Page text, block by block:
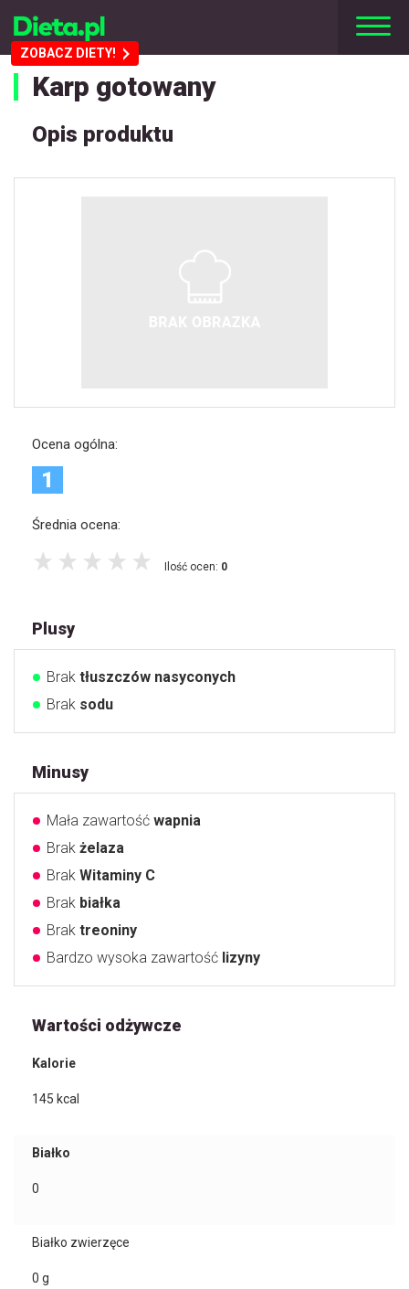
ZOBACZ DIETY!
Karp gotowany
Opis produktu
Ocena ogólna:
1
Średnia ocena:
Ilość ocen: 0
Plusy
Brak tłuszczów nasyconych
Brak sodu
Minusy
Mała zawartość wapnia
Brak żelaza
Brak Witaminy C
Brak białka
Brak treoniny
Bardzo wysoka zawartość lizyny
Wartości odżywcze
Kalorie
145 kcal
Białko
0
Białko zwierzęce
0 g